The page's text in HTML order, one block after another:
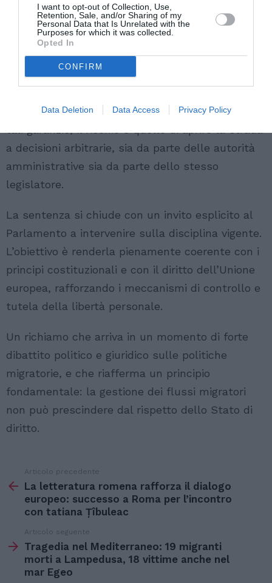
I want to opt-out of Collection, Use,
Retention, Sale, and/or Sharing of my
Personal Data that Is Unrelated with the
Purposes for which it was collected.
Opted In
CONFIRM
Data Deletion Data Access Privacy Policy
obiettivo non può essere perseguito a scapito
delle garanzie fondamentali.
Il richiamo è netto: ogni limitazione della libertà
personale deve rispettare rigorosamente le
Costituzione e gli standard europei. In assenza di
a decisioni arbitrarie, sia da parte delle autorità
amministrative sia da parte dello stesso
legislatore.
La sentenza si chiude con un invito esplicito al
Parlamento a intervenire sulla disciplina vigente.
L’obiettivo è renderla pienamente coerente con i
principi costituzionali e con il diritto dell’Unione
europea, rafforzando i meccanismi di controllo e
tutela della libertà personale.
Un richiamo che arriva in un momento di forte
dibattito politico e giuridico sulle politiche
migratorie, e che riafferma un principio
fondamentale: la gestione dei flussi migratori
non può prescindere dal rispetto dello Stato di
diritto.
di
Articolo precedente
La letteratura romena rafforza il dialogo
europeo: successo a Roma per l’incontro
con tatiana Țîbuleac
Articolo seguente
Tragedia nel Mediterraneo: 19 migranti
morti a Lampedusa, 18 vittime anche nel
mar Egeo